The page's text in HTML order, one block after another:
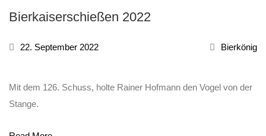
Bierkaiserschießen 2022
22. September 2022 Bierkönig
Mit dem 126. Schuss, holte Rainer Hofmann den Vogel von der
Stange.